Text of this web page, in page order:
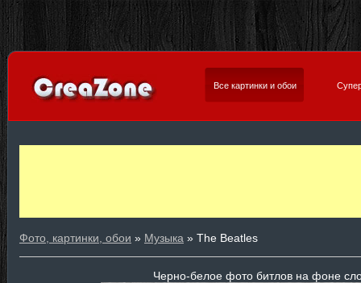
Все картинки и обои
Фото, картинки, обои » Музыка » The Beatles
Черно-белое фото битлов на фоне